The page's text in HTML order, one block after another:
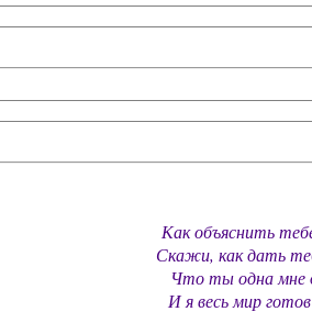
Как объяснить
Скажи, как дать
Что ты одна мне
И я весь мир